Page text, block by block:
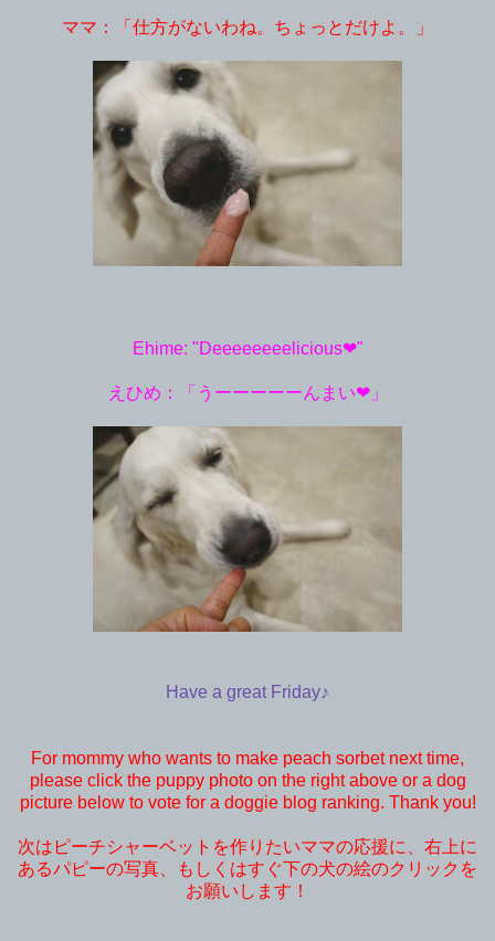
ママ：「仕方がないわね。ちょっとだけよ。」
Ehime: "Deeeeeeeelicious❤︎"
えひめ：「うーーーーーんまい❤︎」
Have a great Friday♪
For mommy who wants to make peach sorbet next time,
please click the puppy photo on the right above or a dog
picture below to vote for a doggie blog ranking. Thank you!
次はピーチシャーベットを作りたいママの応援に、右上に
あるパピーの写真、もしくはすぐ下の犬の絵のクリックを
お願いします！